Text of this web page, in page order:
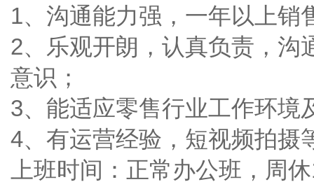
1、沟通能力强，一年以上销
2、乐观开朗，认真负责，沟
意识；
3、能适应零售行业工作环境
4、有运营经验，短视频拍摄
上班时间：正常办公班，周